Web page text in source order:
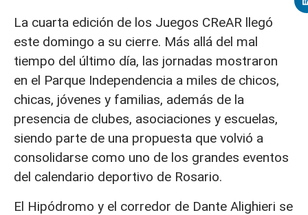
La cuarta edición de los Juegos CReAR llegó
este domingo a su cierre. Más allá del mal
tiempo del último día, las jornadas mostraron
en el Parque Independencia a miles de chicos,
chicas, jóvenes y familias, además de la
presencia de clubes, asociaciones y escuelas,
siendo parte de una propuesta que volvió a
consolidarse como uno de los grandes eventos
del calendario deportivo de Rosario.
El Hipódromo y el corredor de Dante Alighieri se